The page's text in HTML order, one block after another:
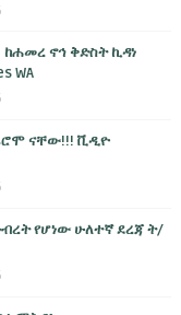
ኖኅ ቅድስት ኪዳነ
WA
ናቸው!!! ቪዲዮ
የሆነው ሁለተኛ ደረጃ ት/